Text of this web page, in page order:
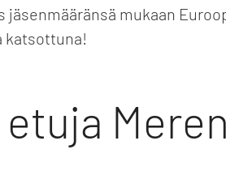
mukaan
katsottuna!